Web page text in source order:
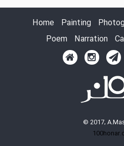
Home Painting
Poem
Narration
© 2017,